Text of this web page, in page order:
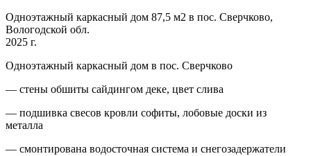
Одноэтажный каркасный дом 87,5 м2 в пос. Сверчково,
Вологодской обл.
2025 г.
Одноэтажный каркасный дом в пос. Сверчково
— стены обшиты сайдингом деке, цвет слива
— подшивка свесов кровли софиты, лобовые доски из
металла
— смонтирована водосточная система и снегозадержатели